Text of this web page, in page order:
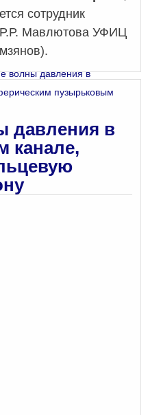
сотрудник
Р.Р. Мавлютова УФИЦ
волны давления в
пузырьковым
давления в
канале,